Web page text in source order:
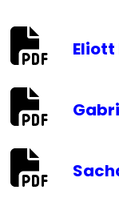
Eliott